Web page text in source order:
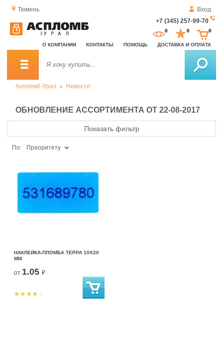
Тюмень
Вход
+7 (345) 257-99-70
О КОМПАНИИ КОНТАКТЫ ПОМОЩЬ ДОСТАВКА И ОПЛАТА
0 0 0
Аспломб-Урал Новости
ОБНОВЛЕНИЕ АССОРТИМЕНТА ОТ 22-08-2017
Показать фильтр
По: Приоритету
НАКЛЕЙКА-ПЛОМБА ТЕРРА 10Х20
ММ
от 1.05 ₽